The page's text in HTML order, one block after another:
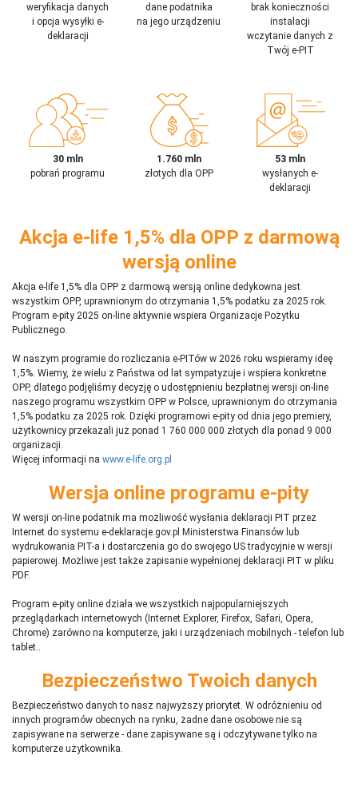
weryfikacja danych
i opcja wysyłki e-
deklaracji
dane podatnika
na jego urządzeniu
brak konieczności
instalacji
wczytanie danych z
Twój e-PIT
30 mln
pobrań programu
1.760 mln
złotych dla OPP
53 mln
wysłanych e-
deklaracji
Akcja e-life 1,5% dla OPP z darmową
wersją online
Akcja e-life 1,5% dla OPP z darmową wersją online dedykowna jest
wszystkim OPP, uprawnionym do otrzymania 1,5% podatku za 2025 rok.
Program e-pity 2025 on-line aktywnie wspiera Organizacje Pożytku
Publicznego.
W naszym programie do rozliczania e-PITów w 2026 roku wspieramy ideę
1,5%. Wiemy, że wielu z Państwa od lat sympatyzuje i wspiera konkretne
OPP, dlatego podjęliśmy decyzję o udostępnieniu bezpłatnej wersji on-line
naszego programu wszystkim OPP w Polsce, uprawnionym do otrzymania
1,5% podatku za 2025 rok. Dzięki programowi e-pity od dnia jego premiery,
użytkownicy przekazali już ponad 1 760 000 000 złotych dla ponad 9 000
organizacji.
Więcej informacji na www.e-life.org.pl
Wersja online programu e-pity
W wersji on-line podatnik ma możliwość wysłania deklaracji PIT przez
Internet do systemu e-deklaracje.gov.pl Ministerstwa Finansów lub
wydrukowania PIT-a i dostarczenia go do swojego US tradycyjnie w wersji
papierowej. Możliwe jest także zapisanie wypełnionej deklaracji PIT w pliku
PDF.
Program e-pity online działa we wszystkich najpopularniejszych
przeglądarkach internetowych (Internet Explorer, Firefox, Safari, Opera,
Chrome) zarówno na komputerze, jaki i urządzeniach mobilnych - telefon lub
tablet..
Bezpieczeństwo Twoich danych
Bezpieczeństwo danych to nasz najwyższy priorytet. W odróżnieniu od
innych programów obecnych na rynku, żadne dane osobowe nie są
zapisywane na serwerze - dane zapisywane są i odczytywane tylko na
komputerze użytkownika.